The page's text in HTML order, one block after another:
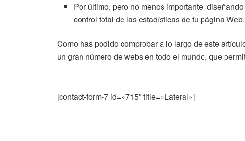
Por último, pero no menos importante,
control total de las estadísticas de tu página Web.
Como has podido comprobar a lo largo de este
un gran número de webs en todo el mundo, que
[contact-form-7 id=»715″ title=»Lateral»]